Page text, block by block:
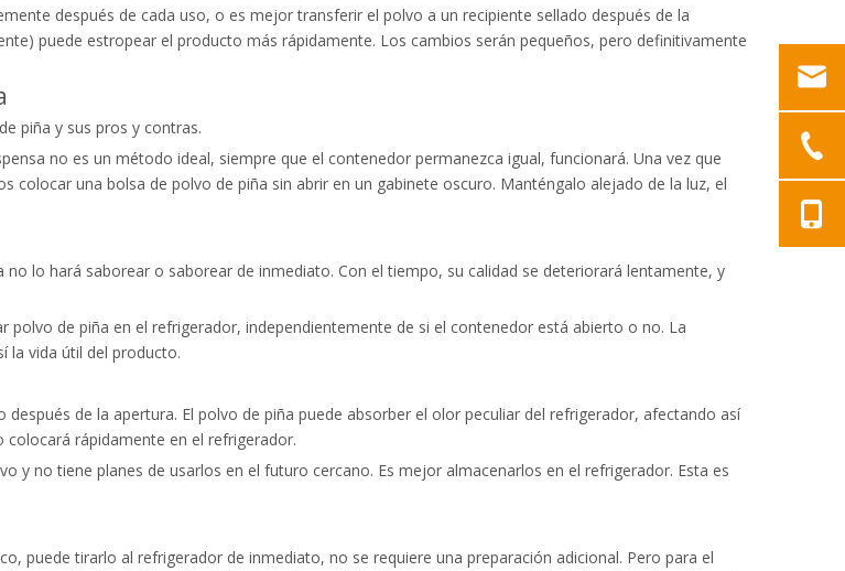
después de cada uso, o es mejor transferir el polvo a un recipiente sellado después de la
puede estropear el producto más rápidamente. Los cambios serán pequeños, pero definitivamente
piña y sus pros y contras.
no es un método ideal, siempre que el contenedor permanezca igual, funcionará. Una vez que
colocar una bolsa de polvo de piña sin abrir en un gabinete oscuro. Manténgalo alejado de la luz, el
lo hará saborear o saborear de inmediato. Con el tiempo, su calidad se deteriorará lentamente, y
de piña en el refrigerador, independientemente de si el contenedor está abierto o no. La
la vida útil del producto.
de la apertura. El polvo de piña puede absorber el olor peculiar del refrigerador, afectando así
rápidamente en el refrigerador.
y no tiene planes de usarlos en el futuro cercano. Es mejor almacenarlos en el refrigerador. Esta es
puede tirarlo al refrigerador de inmediato, no se requiere una preparación adicional. Pero para el